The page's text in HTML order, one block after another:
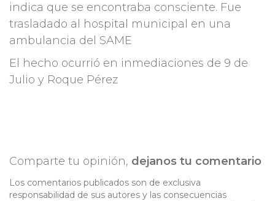
indica que se encontraba consciente. Fue
trasladado al hospital municipal en una
ambulancia del SAME
El hecho ocurrió en inmediaciones de 9 de
Julio y Roque Pérez
Comparte tu opinión, dejanos tu comentario
Los comentarios publicados son de exclusiva
responsabilidad de sus autores y las consecuencias